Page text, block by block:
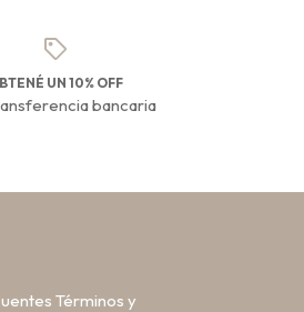
UN 10% OFF
bancaria
Términos y